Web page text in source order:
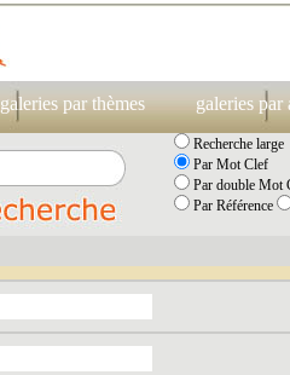
galeries par thèmes galeries par
Recherche large
Par Mot Clef
Par double Mot
Par Référence